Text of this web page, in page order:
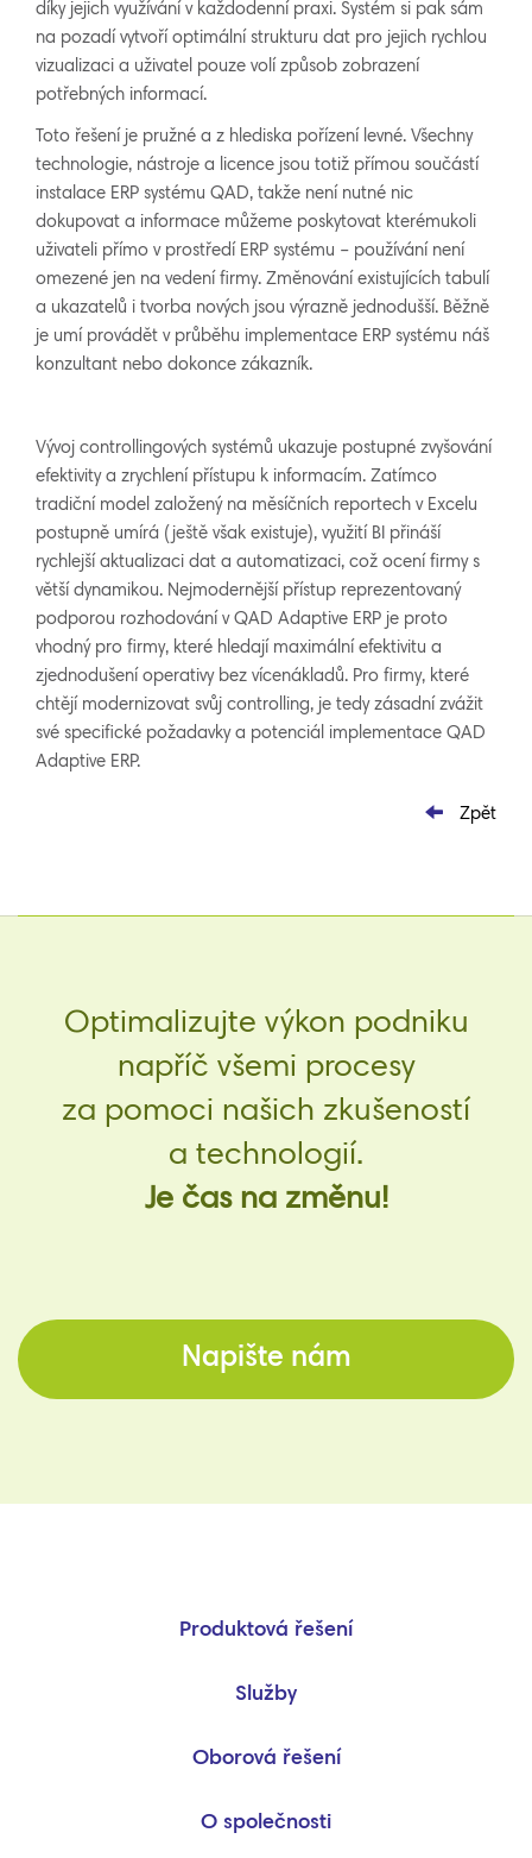
díky jejich využívání v každodenní praxi. Systém si pak sám
na pozadí vytvoří optimální strukturu dat pro jejich rychlou
vizualizaci a uživatel pouze volí způsob zobrazení
potřebných informací.
Toto řešení je pružné a z hlediska pořízení levné. Všechny
technologie, nástroje a licence jsou totiž přímou součástí
instalace ERP systému QAD, takže není nutné nic
dokupovat a informace můžeme poskytovat kterémukoli
uživateli přímo v prostředí ERP systému – používání není
omezené jen na vedení firmy. Změnování existujících tabulí
a ukazatelů i tvorba nových jsou výrazně jednodušší. Běžně
je umí provádět v průběhu implementace ERP systému náš
konzultant nebo dokonce zákazník.
Vývoj controllingových systémů ukazuje postupné zvyšování
efektivity a zrychlení přístupu k informacím. Zatímco
tradiční model založený na měsíčních reportech v Excelu
postupně umírá (ještě však existuje), využití BI přináší
rychlejší aktualizaci dat a automatizaci, což ocení firmy s
větší dynamikou. Nejmodernější přístup reprezentovaný
podporou rozhodování v QAD Adaptive ERP je proto
vhodný pro firmy, které hledají maximální efektivitu a
zjednodušení operativy bez vícenákladů. Pro firmy, které
chtějí modernizovat svůj controlling, je tedy zásadní zvážit
své specifické požadavky a potenciál implementace QAD
Adaptive ERP.
Zpět
Optimalizujte výkon podniku
napříč všemi procesy
za pomoci našich zkušeností
a technologií.
Je čas na změnu!
Napište nám
Produktová řešení
Služby
Oborová řešení
O společnosti